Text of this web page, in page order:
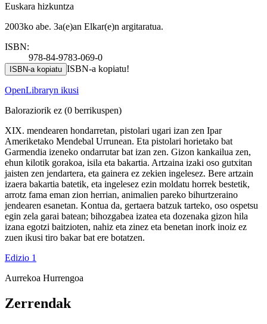
Euskara hizkuntza
2003ko abe. 3a(e)an Elkar(e)n argitaratua.
ISBN:
978-84-9783-069-0
ISBN-a kopiatu ISBN-a kopiatu!
OpenLibraryn ikusi
Baloraziorik ez (0 berrikuspen)
XIX. mendearen hondarretan, pistolari ugari izan zen Ipar
Ameriketako Mendebal Urrunean. Eta pistolari horietako bat
Garmendia izeneko ondarrutar bat izan zen. Gizon kankailua zen,
ehun kilotik gorakoa, isila eta bakartia. Artzaina izaki oso gutxitan
jaisten zen jendartera, eta gainera ez zekien ingelesez. Bere artzain
izaera bakartia batetik, eta ingelesez ezin moldatu horrek bestetik,
arrotz fama eman zion herrian, animalien pareko bihurtzeraino
jendearen esanetan. Kontua da, gertaera batzuk tarteko, oso ospetsu
egin zela garai batean; bihozgabea izatea eta dozenaka gizon hila
izana egotzi baitzioten, nahiz eta zinez eta benetan inork inoiz ez
zuen ikusi tiro bakar bat ere botatzen.
Edizio 1
Aurrekoa Hurrengoa
Zerrendak